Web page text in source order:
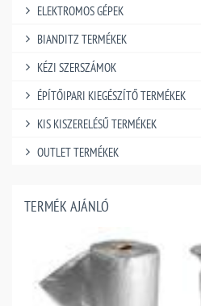
ELEKTROMOS GÉPEK
BIANDITZ TERMÉKEK
KÉZI SZERSZÁMOK
ÉPÍTŐIPARI KIEGÉSZÍTŐ TERMÉKEK
KIS KISZERELÉSŰ TERMÉKEK
OUTLET TERMÉKEK
TERMÉK AJÁNLÓ